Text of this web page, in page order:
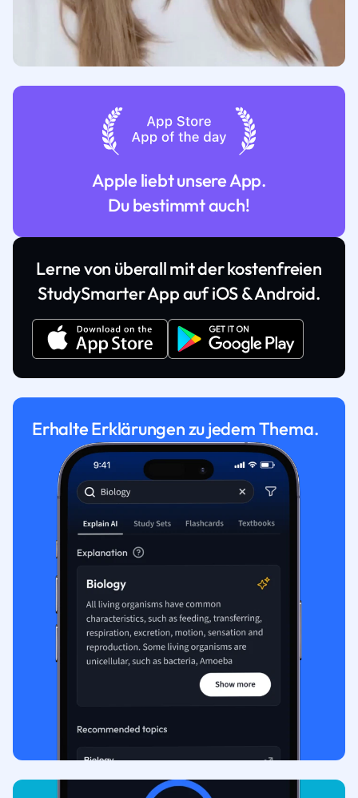
Apple liebt unsere App.
Du bestimmt auch!
Lerne von überall mit der kostenfreien
StudySmarter App auf iOS & Android.
Erhalte Erklärungen zu jedem Thema.